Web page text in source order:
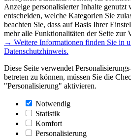
Anzeige personalisierter Inhalte genutzt
entscheiden, welche Kategorien Sie
beachten Sie, dass auf Basis Ihrer
mehr alle Funktionalitäten der Seite zur
→ Weitere Informationen finden Sie in
Datenschutzhinweis.
Diese Seite verwendet
betreten zu können, müssen Sie die
"Personalisierung" aktivieren.
Notwendig
Statistik
Komfort
Personalisierung